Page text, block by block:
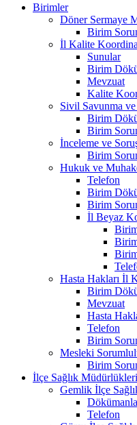
Birimler
Döner Sermaye
Birim
İl Kalite
Sunular
Birim
Mevzuat
Kalite
Sivil Savunma
Birim
Birim
İnceleme ve
Birim
Hukuk ve
Telefon
Birim
Birim
İl Beyaz
Hasta Hakları İl
Birim
Mevzuat
Hasta
Telefon
Birim
Mesleki
Birim
İlçe Sağlık Müdürlükleri
Gemlik İlçe
Telefon